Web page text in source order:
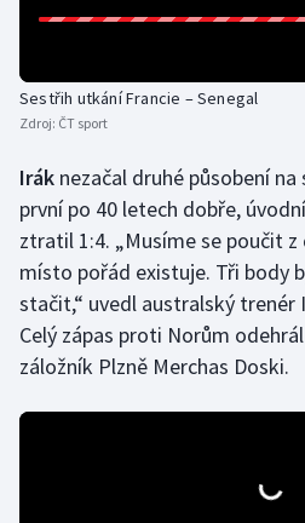
Olympijské hry
Parasport
Plavání
Plážový volejbal
Ragby
Rychlobruslení
Sestřih utkání Francie – Senegal
Zdroj: ČT sport
Irák nezačal druhé působení
první po 40 letech dobře,
ztratil 1:4. „Musíme se poučit z
místo pořád existuje. Tři body
stačit,“ uvedl australský trenér
Celý zápas proti Norům
záložník Plzně Merchas Doski.